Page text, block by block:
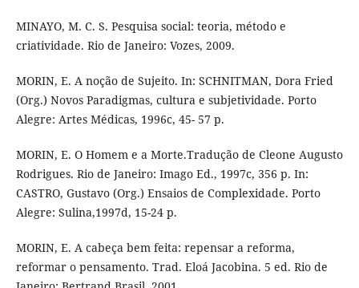
MINAYO, M. C. S. Pesquisa social: teoria, método e
criatividade. Rio de Janeiro: Vozes, 2009.
MORIN, E. A noção de Sujeito. In: SCHNITMAN, Dora Fried
(Org.) Novos Paradigmas, cultura e subjetividade. Porto
Alegre: Artes Médicas, 1996c, 45- 57 p.
MORIN, E. O Homem e a Morte.Tradução de Cleone Augusto
Rodrigues. Rio de Janeiro: Imago Ed., 1997c, 356 p. In:
CASTRO, Gustavo (Org.) Ensaios de Complexidade. Porto
Alegre: Sulina,1997d, 15-24 p.
MORIN, E. A cabeça bem feita: repensar a reforma,
reformar o pensamento. Trad. Eloá Jacobina. 5 ed. Rio de